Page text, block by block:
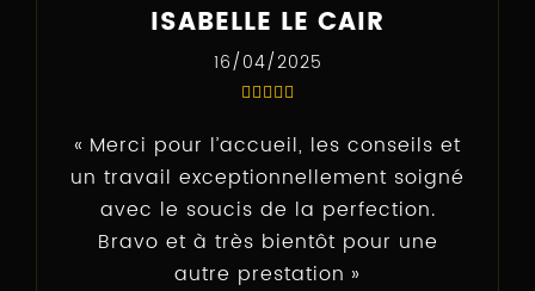
ISABELLE LE CAIR
16/04/2025
Merci pour l’accueil, les conseils et
un travail exceptionnellement soigné
avec le soucis de la perfection.
Bravo et à très bientôt pour une
autre prestation